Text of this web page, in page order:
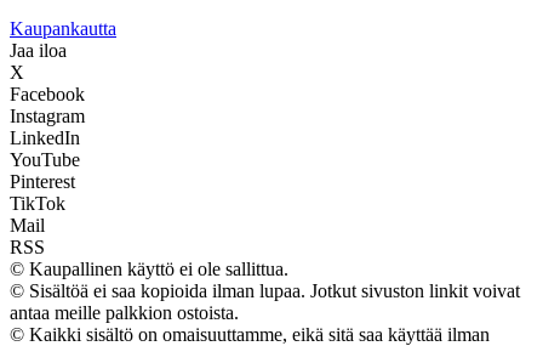
Kaupankautta
Jaa iloa
X
Facebook
Instagram
LinkedIn
YouTube
Pinterest
TikTok
Mail
RSS
© Kaupallinen käyttö ei ole sallittua.
© Sisältöä ei saa kopioida ilman lupaa. Jotkut sivuston linkit voivat
antaa meille palkkion ostoista.
© Kaikki sisältö on omaisuuttamme, eikä sitä saa käyttää ilman